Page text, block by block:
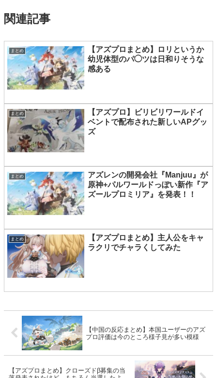
関連記事
まとめ
【アズプロまとめ】ロリというか
幼児体型のパ◯ツは日和りそうな
感ある
まとめ
【アズプロ】ビリビリワールドイ
ベントで配布された新しいAPグッ
ズ
まとめ
アズレンの開発会社『Manjuu』が
原神+パルワールドっぽい新作『ア
ズールプロミリア』を発表！！
まとめ
【アズプロまとめ】主人公をキャ
ラクリでチャラくしてみた
【中国の反応まとめ】本国ユーザーのアズ
プロ評価は今のところ様子見が多い模様
【アズプロまとめ】クローズドβ募集の当